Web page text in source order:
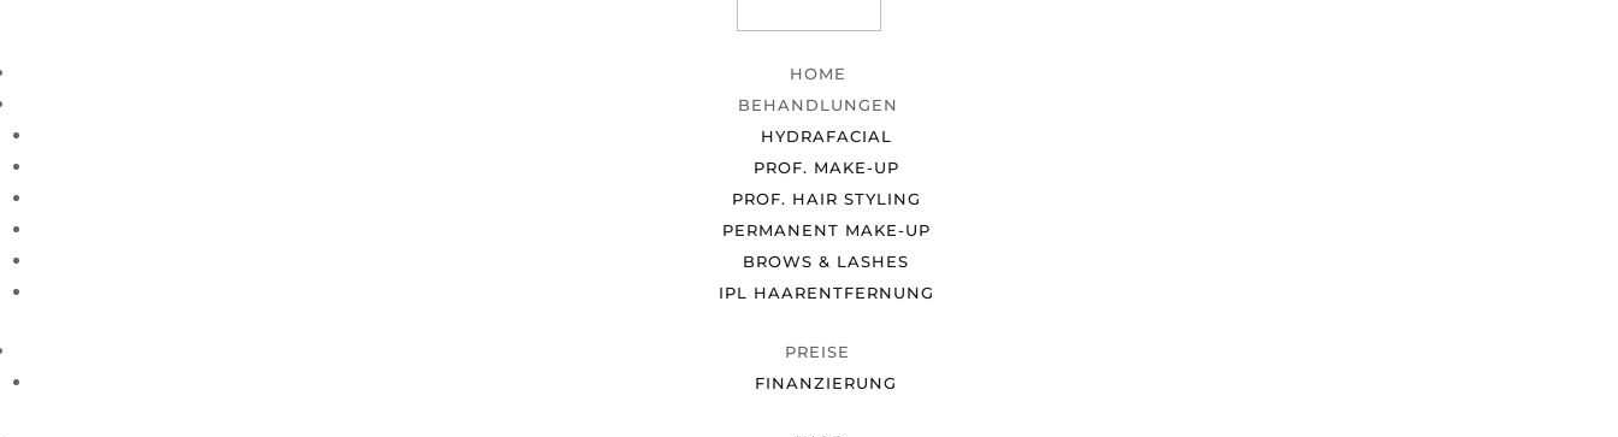
HOME
BEHANDLUNGEN
HYDRAFACIAL
PROF. MAKE-UP
PROF. HAIR STYLING
PERMANENT MAKE-UP
BROWS & LASHES
IPL HAARENTFERNUNG
PREISE
FINANZIERUNG